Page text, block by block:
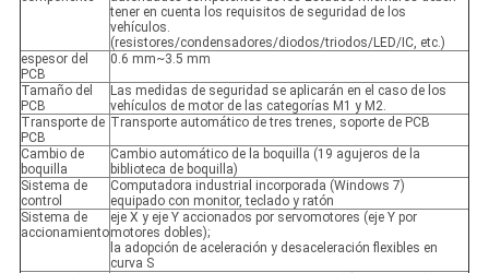
tener en cuenta los requisitos de seguridad de los
vehículos.
(resistores/condensadores/diodos/triodos/LED/IC, etc.)
espesor del
PCB
0.6 mm~3.5 mm
Tamaño del
PCB
Las medidas de seguridad se aplicarán en el caso de los
vehículos de motor de las categorías M1 y M2.
Transporte de
PCB
Transporte automático de tres trenes, soporte de PCB
Cambio de
boquilla
Cambio automático de la boquilla (19 agujeros de la
biblioteca de boquilla)
Sistema de
control
Computadora industrial incorporada (Windows 7)
equipado con monitor, teclado y ratón
Sistema de
accionamiento
eje X y eje Y accionados por servomotores (eje Y por
motores dobles);
la adopción de aceleración y desaceleración flexibles en
curva S